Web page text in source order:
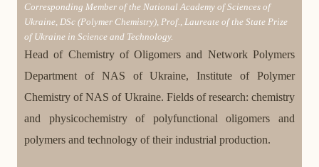
Corresponding Member of the National Academy of Sciences of
Ukraine, DSc (Polymer Chemistry), Prof., Laureate of the State Prize
of Ukraine in Science and Technology.
Head of Chemistry of Oligomers and Network Polymers
Department of NAS of Ukraine, Institute of Polymer
Chemistry of NAS of Ukraine. Fields of research: chemistry
and physicochemistry of polyfunctional oligomers and
polymers and technology of their industrial production.